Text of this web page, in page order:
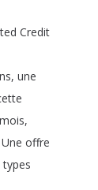
Credit
, une
mois,
Une offre
types